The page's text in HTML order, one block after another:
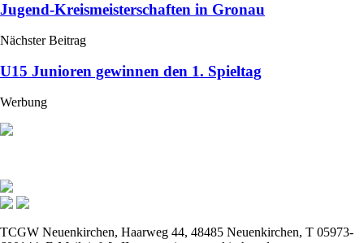
Jugend-Kreismeisterschaften in Gronau
Nächster Beitrag
U15 Junioren gewinnen den 1. Spieltag
Werbung
TCGW Neuenkirchen, Haarweg 44, 48485 Neuenkirchen, T 05973-